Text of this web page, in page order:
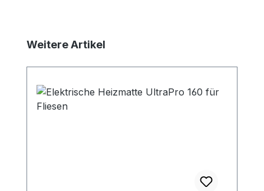
Produktgalerie überspringen
Weitere Artikel